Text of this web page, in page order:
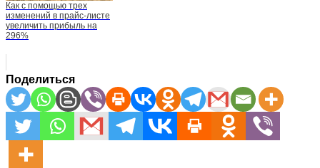
Как с помощью трех
изменений в прайс-листе
увеличить прибыль на
296%
Поделиться